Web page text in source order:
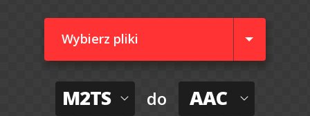
Wybierz pliki
M2TS do AAC